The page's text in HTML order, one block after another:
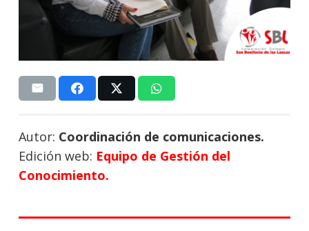
Autor: Coordinación de comunicaciones.
Edición web: Equipo de Gestión del
Conocimiento.